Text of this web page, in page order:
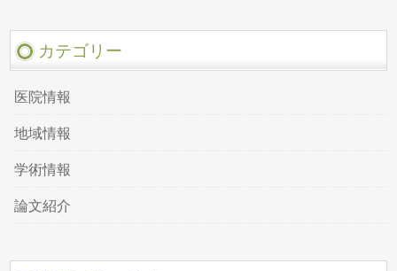
カテゴリー
医院情報
地域情報
学術情報
論文紹介